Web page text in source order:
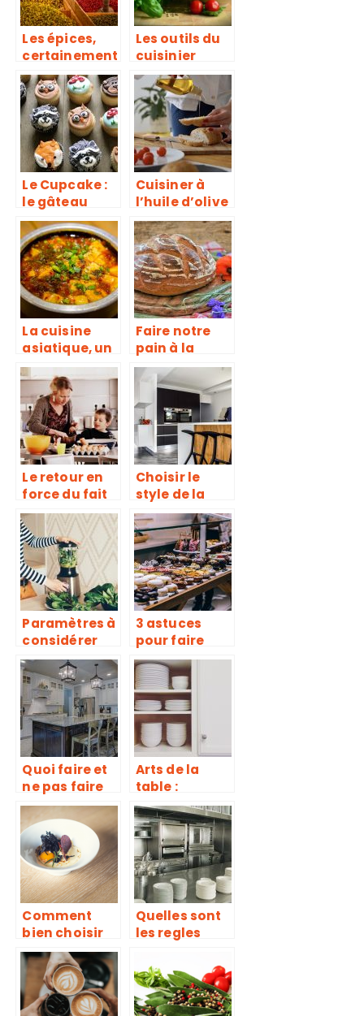
Les épices,
certainement
le détail qui
change tout
en cuisine
Les outils du
cuisinier
Le Cupcake :
le gâteau
idéal !
Cuisiner à
l’huile d’olive
La cuisine
asiatique, un
univers
particulier de
saveurs
Faire notre
pain à la
maison
Le retour en
force du fait
maison
Choisir le
style de la
cuisine
adapté à
votre goût
Paramètres à
considérer
pour choisir
son robot-
coupe de
cuisine ?
3 astuces
pour faire
d’excellentes
pâtisseries
Quoi faire et
ne pas faire
pour sa
renovation de
cuisine ?
Arts de la
table :
comment
trouver une
vaisselle pas
chère de
qualité ?
Comment
bien choisir
une assiette
pour son plat
Quelles sont
les regles
dans la
restauration
et les